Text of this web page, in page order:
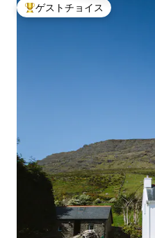
大好評のゲストチョイスです。
ゲストチョイス